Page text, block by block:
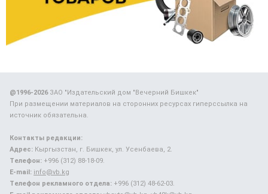
@1996-2026ЗАО "Издательский дом "Вечерний Бишкек"
При размещении материалов на сторонних ресурсах гиперссылка на
источник обязательна.
Контакты редакции:
Адрес: Кыргызстан, г. Бишкек, ул. Усенбаева, 2.
Телефон: +996 (312) 88-18-09.
E-mail: info@vb.kg
Телефон рекламного отдела: +996 (312) 48-62-03.